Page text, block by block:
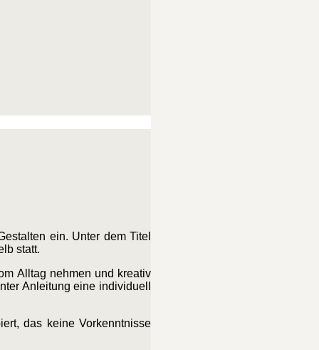
ein. Unter dem Titel
statt.
Alltag nehmen und kreativ
Anleitung eine individuell
das keine Vorkenntnisse